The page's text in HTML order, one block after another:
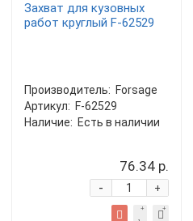
Захват для кузовных
работ круглый F-62529
Производитель: Forsage
Артикул: F-62529
Наличие: Есть в наличии
76.34 р.
+
-